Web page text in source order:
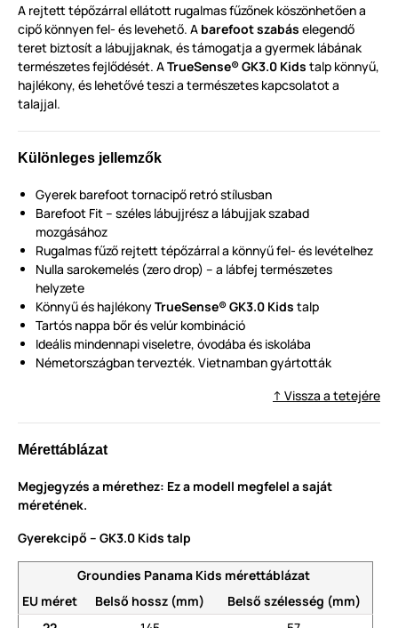
A rejtett tépőzárral ellátott rugalmas fűzőnek köszönhetően a
cipő könnyen fel- és levehető. A barefoot szabás elegendő
teret biztosít a lábujjaknak, és támogatja a gyermek lábának
természetes fejlődését. ATrueSense® GK3.0 Kids talp könnyű,
hajlékony, és lehetővé teszi a természetes kapcsolatot a
talajjal.
Különleges jellemzők
Gyerek barefoot tornacipő retró stílusban
Barefoot Fit – széles lábujjrész a lábujjak szabad
mozgásához
Rugalmas fűző rejtett tépőzárral a könnyű fel- és levételhez
Nulla sarokemelés (zero drop) – a lábfej természetes
helyzete
Könnyű és hajlékonyTrueSense® GK3.0 Kids talp
Tartós nappa bőr és velúr kombináció
Ideális mindennapi viseletre, óvodába és iskolába
Németországban tervezték. Vietnamban gyártották
↑ Vissza a tetejére
Mérettáblázat
Megjegyzés a mérethez: Ez a modell megfelel a saját
méretének.
Gyerekcipő – GK3.0 Kids talp
Groundies Panama Kids mérettáblázat
EU méret
Belső hossz (mm)
Belső szélesség (mm)